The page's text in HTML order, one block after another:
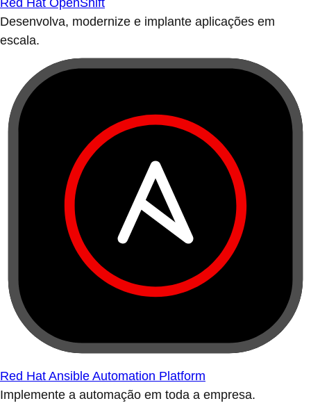
Red Hat OpenShift
Desenvolva, modernize e implante aplicações em
escala.
Red Hat Ansible Automation Platform
Implemente a automação em toda a empresa.